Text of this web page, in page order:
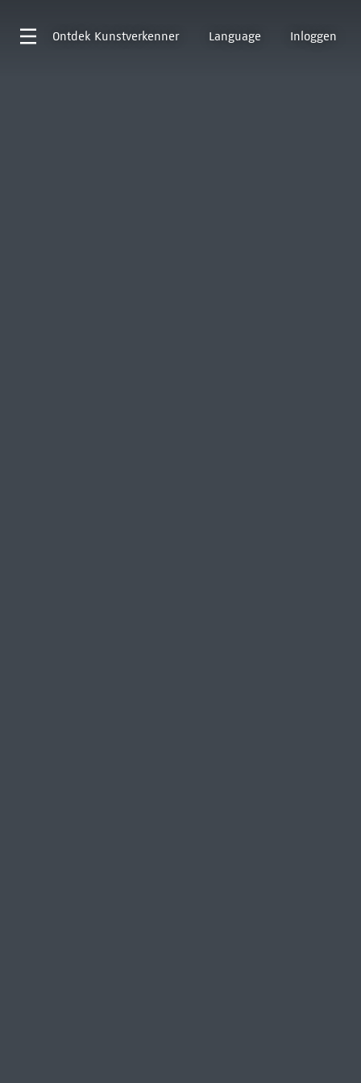
Ontdek Kunstverkenner Language Inloggen